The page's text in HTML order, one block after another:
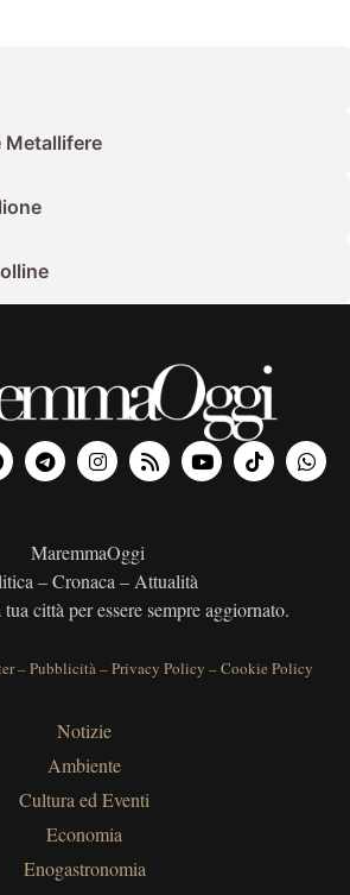
Metallifere
MaremmaOggi
– Cronaca – Attualità
città per essere sempre aggiornato.
–Pubblicità–Privacy Policy –Cookie Policy
Notizie
Ambiente
Cultura ed Eventi
Economia
Enogastronomia